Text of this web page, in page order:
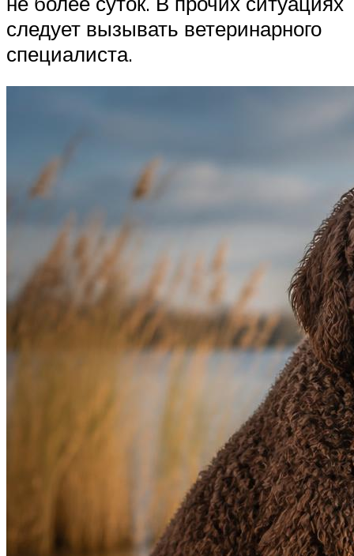
следует вызывать ветеринарного
специалиста.